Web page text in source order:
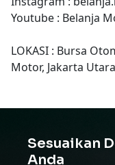
Youtube : Belanja
LOKASI : Bursa
Motor, Jakarta
Sesuaikan
Anda